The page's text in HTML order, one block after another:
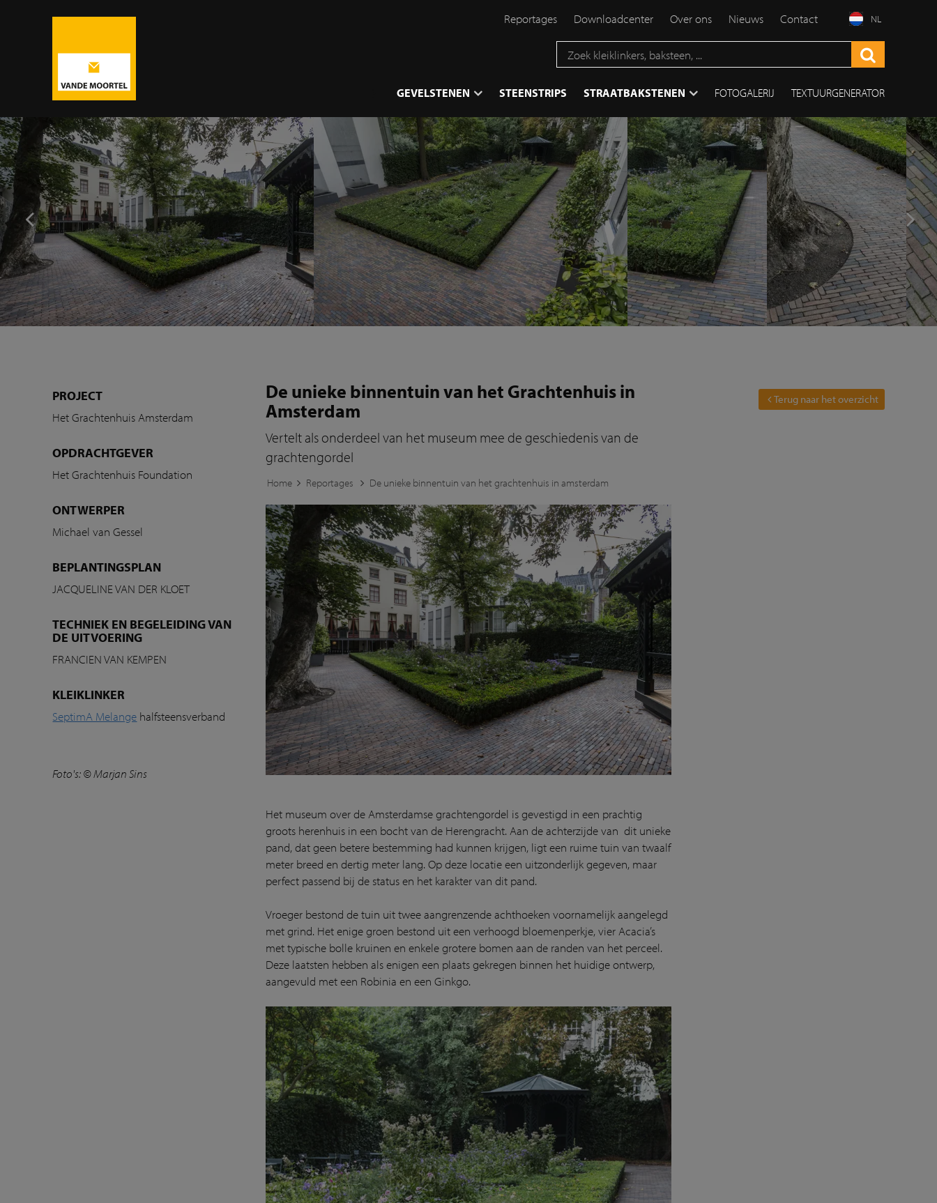
Reportages Downloadcenter Over ons Nieuws Contact NL
GEVELSTENEN STEENSTRIPS STRAATBAKSTENEN FOTOGALERIJ TEXTUURGENERATOR
PROJECT
Het Grachtenhuis Amsterdam
OPDRACHTGEVER
Het Grachtenhuis Foundation
ONTWERPER
Michael van Gessel
BEPLANTINGSPLAN
JACQUELINE VAN DER KLOET
TECHNIEK EN BEGELEIDING VAN
DE UITVOERING
FRANCIEN VAN KEMPEN
KLEIKLINKER
SeptimA Melange halfsteensverband
Foto's: © Marjan Sins
De unieke binnentuin van het Grachtenhuis in
Amsterdam
Vertelt als onderdeel van het museum mee de geschiedenis van de
grachtengordel
Home Reportages De unieke binnentuin van het grachtenhuis in amsterdam
Het museum over de Amsterdamse grachtengordel is gevestigd in een prachtig
groots herenhuis in een bocht van de Herengracht. Aan de achterzijde van dit unieke
pand, dat geen betere bestemming had kunnen krijgen, ligt een ruime tuin van twaalf
meter breed en dertig meter lang. Op deze locatie een uitzonderlijk gegeven, maar
perfect passend bij de status en het karakter van dit pand.
Vroeger bestond de tuin uit twee aangrenzende achthoeken voornamelijk aangelegd
met grind. Het enige groen bestond uit een verhoogd bloemenperkje, vier Acacia’s
met typische bolle kruinen en enkele grotere bomen aan de randen van het perceel.
Deze laatsten hebben als enigen een plaats gekregen binnen het huidige ontwerp,
aangevuld met een Robinia en een Ginkgo.
Terug naar het overzicht